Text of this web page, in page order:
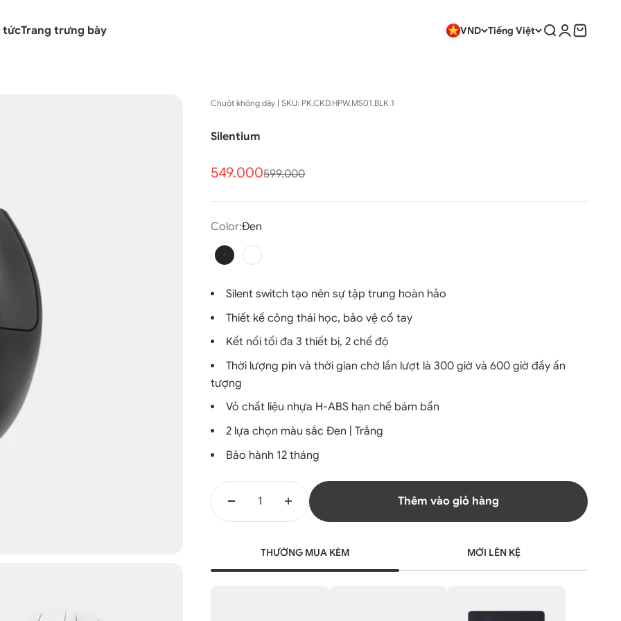
tứcTrang trưng bày VND Tiếng Việt Tìm kiếm
Đăng nhập
Giỏ hàng
Chuột không dây | SKU: PK.CKD.HPW.MS01.BLK.1
Silentium
Giá bán
549.000Giá thông thường
599.000
Color:Đen
Đen Trắng
Silent switch tạo nên sự tập trung hoàn hảo
Thiết kế công thái học, bảo vệ cổ tay
Kết nối tối đa 3 thiết bị, 2 chế độ
Thời lượng pin và thời gian chờ lần lượt là 300 giờ và 600 giờ đầy ấn
tượng
Vỏ chất liệu nhựa H-ABS hạn chế bám bẩn
2 lựa chọn màu sắc Đen | Trắng
Bảo hành 12 tháng
Thêm vào giỏ hàng
THƯỜNG MUA KÈM MỚI LÊN KỆ